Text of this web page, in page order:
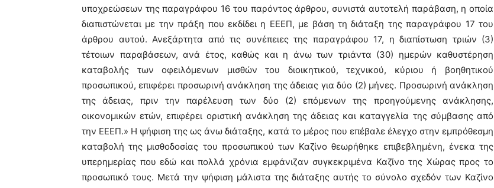
υποχρεώσεων της παραγράφου 16 του παρόντος άρθρου, συνιστά αυτοτελή παράβαση, η οποία
διαπιστώνεται με την πράξη που εκδίδει η ΕΕΕΠ, με βάση τη διάταξη της παραγράφου 17 του
άρθρου αυτού. Ανεξάρτητα από τις συνέπειες της παραγράφου 17, η διαπίστωση τριών (3)
τέτοιων παραβάσεων, ανά έτος, καθώς και η άνω των τριάντα (30) ημερών καθυστέρηση
καταβολής των οφειλόμενων μισθών του διοικητικού, τεχνικού, κύριου ή βοηθητικού
προσωπικού, επιφέρει προσωρινή ανάκληση της άδειας για δύο (2) μήνες. Προσωρινή ανάκληση
της άδειας, πριν την παρέλευση των δύο (2) επόμενων της προηγούμενης ανάκλησης,
οικονομικών ετών, επιφέρει οριστική ανάκληση της άδειας και καταγγελία της σύμβασης από
την ΕΕΕΠ.» Η ψήφιση της ως άνω διάταξης, κατά το μέρος που επέβαλε έλεγχο στην εμπρόθεσμη
καταβολή της μισθοδοσίας του προσωπικού των Καζίνο θεωρήθηκε επιβεβλημένη, ένεκα της
υπερημερίας που εδώ και πολλά χρόνια εμφάνιζαν συγκεκριμένα Καζίνο της Χώρας προς το
προσωπικό τους. Μετά την ψήφιση μάλιστα της διάταξης αυτής το σύνολο σχεδόν των Καζίνο